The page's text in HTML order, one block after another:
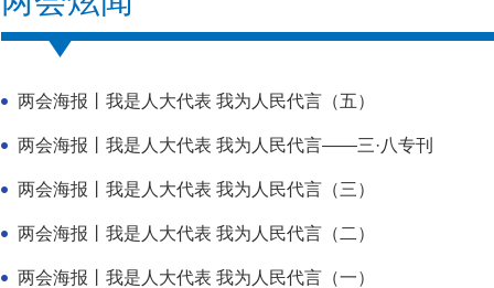
两会海报丨我是人大代表 我为人民代言（五）
两会海报丨我是人大代表 我为人民代言——三·八专刊
两会海报丨我是人大代表 我为人民代言（三）
两会海报丨我是人大代表 我为人民代言（二）
两会海报丨我是人大代表 我为人民代言（一）